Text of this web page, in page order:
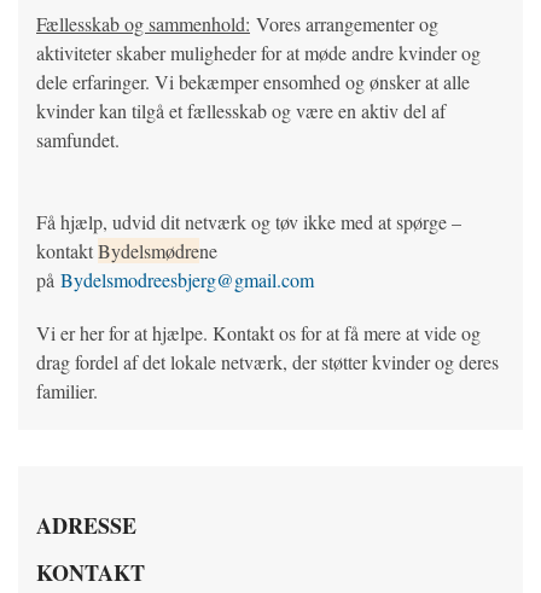
Fællesskab og sammenhold: Vores arrangementer og
aktiviteter skaber muligheder for at møde andre kvinder og
dele erfaringer. Vi bekæmper ensomhed og ønsker at alle
kvinder kan tilgå et fællesskab og være en aktiv del af
samfundet.
Få hjælp, udvid dit netværk og tøv ikke med at spørge –
kontaktBydelsmødrene
på Bydelsmodreesbjerg@gmail.com
Vi er her for at hjælpe. Kontakt os for at få mere at vide og
drag fordel af det lokale netværk, der støtter kvinder og deres
familier.
ADRESSE
KONTAKT